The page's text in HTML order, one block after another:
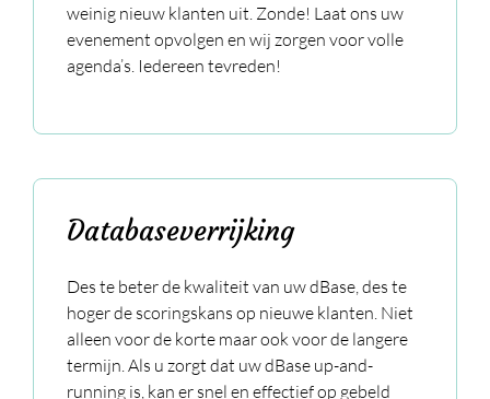
weinig nieuw klanten uit. Zonde! Laat ons uw
evenement opvolgen en wij zorgen voor volle
agenda’s. Iedereen tevreden!
Databaseverrijking
Des te beter de kwaliteit van uw dBase, des te
hoger de scoringskans op nieuwe klanten. Niet
alleen voor de korte maar ook voor de langere
termijn. Als u zorgt dat uw dBase up-and-
running is, kan er snel en effectief op gebeld